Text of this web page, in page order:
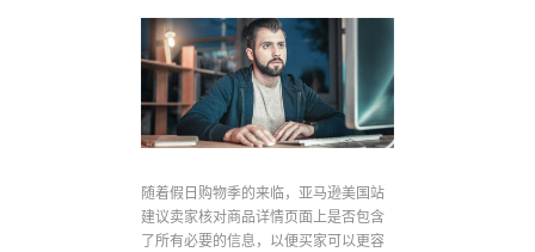
随着假日购物季的来临，亚马逊美国站
建议卖家核对商品详情页面上是否包含
了所有必要的信息，以便买家可以更容